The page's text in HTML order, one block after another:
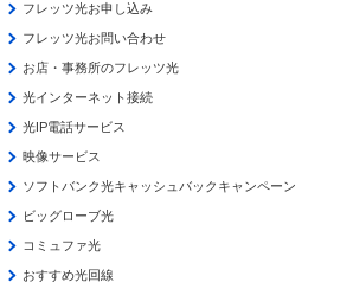
フレッツ光お申し込み
フレッツ光お問い合わせ
お店・事務所のフレッツ光
光インターネット接続
光IP電話サービス
映像サービス
ソフトバンク光キャッシュバックキャンペーン
ビッグローブ光
コミュファ光
おすすめ光回線